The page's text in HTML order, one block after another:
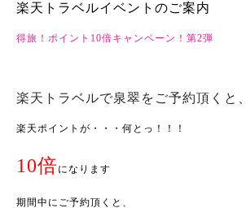
楽天トラベルイベントのご案内
得旅！ポイント10倍キャンペーン！第2弾
楽天トラベルで泉翠をご予約頂くと、
楽天ポイントが・・・何とっ！！！
10倍になります
期間中にご予約頂くと、